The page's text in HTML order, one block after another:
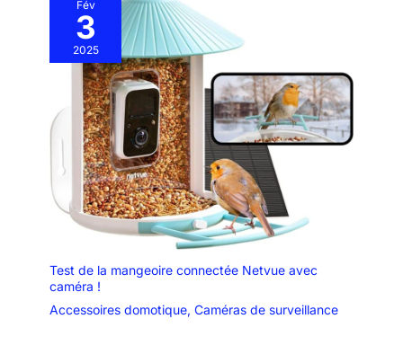
Fév
3
2025
Test de la mangeoire connectée Netvue avec
caméra !
Accessoires domotique, Caméras de surveillance